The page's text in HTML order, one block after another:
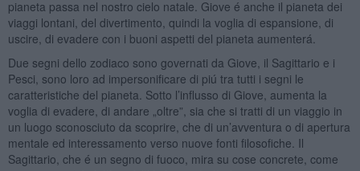
pianeta passa nel nostro cielo natale. Giove é anche il pianeta dei
viaggi lontani, del divertimento, quindi la voglia di espansione, di
uscire, di evadere con i buoni aspetti del pianeta aumenterá.
Due segni dello zodiaco sono governati da Giove, il Sagittario e i
Pesci, sono loro ad impersonificare di piú tra tutti i segni le
caratteristiche del pianeta. Sotto l’influsso di Giove, aumenta la
voglia di evadere, di andare „oltre”, sia che si tratti di un viaggio in
un luogo sconosciuto da scoprire, che di un’avventura o di apertura
mentale ed interessamento verso nuove fonti filosofiche. Il
Sagittario, che é un segno di fuoco, mira su cose concrete, come